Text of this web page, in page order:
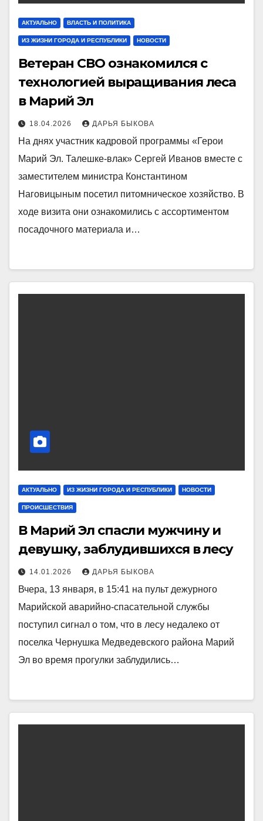
АКТУАЛЬНО ВЛАСТЬ И ПОЛИТИКА
ИЗ ЖИЗНИ ГОРОДА И РЕСПУБЛИКИ НОВОСТИ
Ветеран СВО ознакомился с
технологией выращивания леса
в Марий Эл
18.04.2026 ДАРЬЯ БЫКОВА
На днях участник кадровой программы «Герои
Марий Эл. Талешке-влак» Сергей Иванов вместе с
заместителем министра Константином
Наговицыным посетил питомническое хозяйство. В
ходе визита они ознакомились с ассортиментом
посадочного материала и…
АКТУАЛЬНО ИЗ ЖИЗНИ ГОРОДА И РЕСПУБЛИКИ НОВОСТИ
ПРОИСШЕСТВИЯ
В Марий Эл спасли мужчину и
девушку, заблудившихся в лесу
14.01.2026 ДАРЬЯ БЫКОВА
Вчера, 13 января, в 15:41 на пульт дежурного
Марийской аварийно-спасательной службы
поступил сигнал о том, что в лесу недалеко от
поселка Чернушка Медведевского района Марий
Эл во время прогулки заблудились…